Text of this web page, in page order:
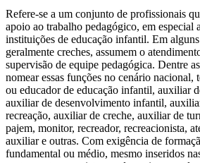
Refere-se a um conjunto de profissionais
apoio ao trabalho pedagógico, em especial
instituições de educação infantil. Em
geralmente creches, assumem o
supervisão de equipe pedagógica. Dentre
nomear essas funções no cenário nacional,
ou educador de educação infantil, auxiliar
auxiliar de desenvolvimento infantil,
recreação, auxiliar de creche, auxiliar de
pajem, monitor, recreador, recreacionista,
auxiliar e outras. Com exigência de
fundamental ou médio, mesmo inseridos